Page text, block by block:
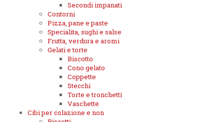
Secondi impanati
Contorni
Pizza, pane e paste
Specialita, sughi e salse
Frutta, verdura e aromi
Gelati e torte
Biscotto
Cono gelato
Coppette
Stecchi
Torte e tronchetti
Vaschette
Cibi per colazione e non